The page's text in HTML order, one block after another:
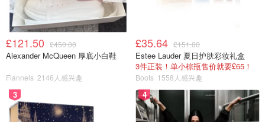
£121.50 £450.00
Alexander McQueen 厚底小白鞋
Flannels 2146人感兴趣
£35.64 £151.00
Estee Lauder 夏日护肤彩妆礼盒
3件正装！单小棕瓶售价就要£65！
Boots 1558人感兴趣
3 4